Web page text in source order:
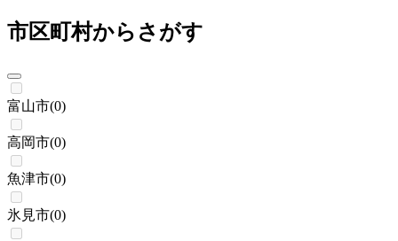
市区町村からさがす
富山市(0)
高岡市(0)
魚津市(0)
氷見市(0)